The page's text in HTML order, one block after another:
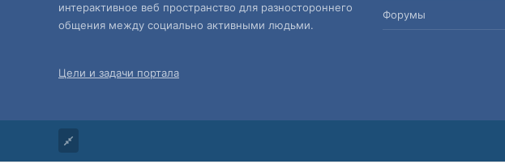
интерактивное веб пространство для разностороннего
общения между социально активными людьми.
Цели и задачи портала
Форумы